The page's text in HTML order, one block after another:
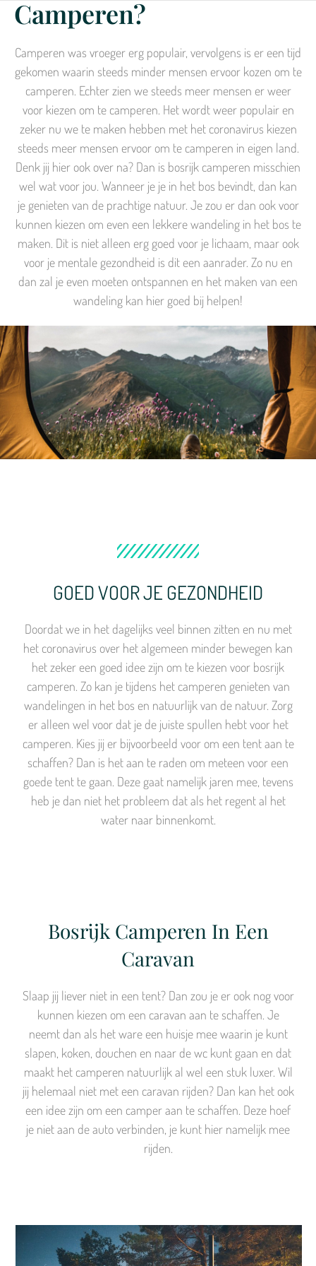
Camperen?
Camperen was vroeger erg populair, vervolgens is er een tijd
gekomen waarin steeds minder mensen ervoor kozen om te
camperen. Echter zien we steeds meer mensen er weer
voor kiezen om te camperen. Het wordt weer populair en
zeker nu we te maken hebben met het coronavirus kiezen
steeds meer mensen ervoor om te camperen in eigen land.
Denk jij hier ook over na? Dan is bosrijk camperen misschien
wel wat voor jou. Wanneer je je in het bos bevindt, dan kan
je genieten van de prachtige natuur. Je zou er dan ook voor
kunnen kiezen om even een lekkere wandeling in het bos te
maken. Dit is niet alleen erg goed voor je lichaam, maar ook
voor je mentale gezondheid is dit een aanrader. Zo nu en
dan zal je even moeten ontspannen en het maken van een
wandeling kan hier goed bij helpen!
GOED VOOR JE GEZONDHEID
Doordat we in het dagelijks veel binnen zitten en nu met
het coronavirus over het algemeen minder bewegen kan
het zeker een goed idee zijn om te kiezen voor bosrijk
camperen. Zo kan je tijdens het camperen genieten van
wandelingen in het bos en natuurlijk van de natuur. Zorg
er alleen wel voor dat je de juiste spullen hebt voor het
camperen. Kies jij er bijvoorbeeld voor om een tent aan te
schaffen? Dan is het aan te raden om meteen voor een
goede tent te gaan. Deze gaat namelijk jaren mee, tevens
heb je dan niet het probleem dat als het regent al het
water naar binnenkomt.
Bosrijk Camperen In Een
Caravan
Slaap jij liever niet in een tent? Dan zou je er ook nog voor
kunnen kiezen om een caravan aan te schaffen. Je
neemt dan als het ware een huisje mee waarin je kunt
slapen, koken, douchen en naar de wc kunt gaan en dat
maakt het camperen natuurlijk al wel een stuk luxer. Wil
jij helemaal niet met een caravan rijden? Dan kan het ook
een idee zijn om een camper aan te schaffen. Deze hoef
je niet aan de auto verbinden, je kunt hier namelijk mee
rijden.